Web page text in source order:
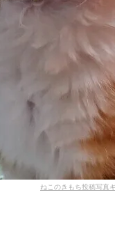
ねこのきもち投稿写真